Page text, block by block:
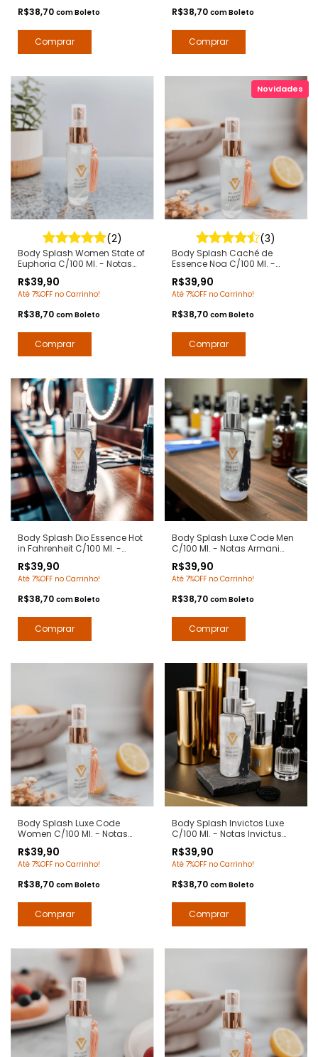
Perfumes
R$38,70 comBoleto R$38,70 comBoleto
(2)
Body Splash Women State of
Euphoria C/100 Ml. - Notas
Colônia Desodorante
Corporal Contratipos
R$39,90
Até 7%OFF no Carrinho!
R$38,70 comBoleto
(3)
Body Splash Caché de
Essence Noa C/100 Ml. -
Colônia Desodorante
Corporal - Arte 1 Perfumes
R$39,90
Até 7%OFF no Carrinho!
R$38,70 comBoleto
Body Splash Dio Essence Hot
in Fahrenheit C/100 Ml. -
Colônia Desodorante
Corporal - Arte 1 Perfumes
R$39,90
Até 7%OFF no Carrinho!
R$38,70 comBoleto
Body Splash Luxe Code Men
C/100 Ml. - Notas Armani
Desodorante Corporal - Arte 1
Perfumes
R$39,90
Até 7%OFF no Carrinho!
R$38,70 comBoleto
Body Splash Luxe Code
Women C/100 Ml. - Notas
Colônia Desodorante
Corporal - Contratipos
R$39,90
Até 7%OFF no Carrinho!
R$38,70 comBoleto
Body Splash Invictos Luxe
C/100 Ml. - Notas Invictus
Desodorante Corporal - Arte 1
Perfumes
R$39,90
Até 7%OFF no Carrinho!
R$38,70 comBoleto